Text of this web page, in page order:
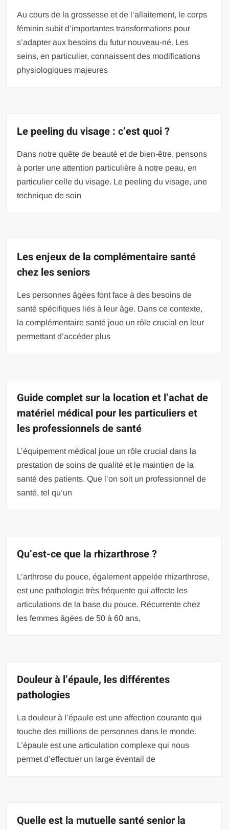
Au cours de la grossesse et de l’allaitement, le corps
féminin subit d’importantes transformations pour
s’adapter aux besoins du futur nouveau-né. Les
seins, en particulier, connaissent des modifications
physiologiques majeures
Le peeling du visage : c’est quoi ?
Dans notre quête de beauté et de bien-être, pensons
à porter une attention particulière à notre peau, en
particulier celle du visage. Le peeling du visage, une
technique de soin
Les enjeux de la complémentaire santé
chez les seniors
Les personnes âgées font face à des besoins de
santé spécifiques liés à leur âge. Dans ce contexte,
la complémentaire santé joue un rôle crucial en leur
permettant d’accéder plus
Guide complet sur la location et l’achat de
matériel médical pour les particuliers et
les professionnels de santé
L’équipement médical joue un rôle crucial dans la
prestation de soins de qualité et le maintien de la
santé des patients. Que l’on soit un professionnel de
santé, tel qu’un
Qu’est-ce que la rhizarthrose ?
L’arthrose du pouce, également appelée rhizarthrose,
est une pathologie très fréquente qui affecte les
articulations de la base du pouce. Récurrente chez
les femmes âgées de 50 à 60 ans,
Douleur à l’épaule, les différentes
pathologies
La douleur à l’épaule est une affection courante qui
touche des millions de personnes dans le monde.
L’épaule est une articulation complexe qui nous
permet d’effectuer un large éventail de
Quelle est la mutuelle santé senior la